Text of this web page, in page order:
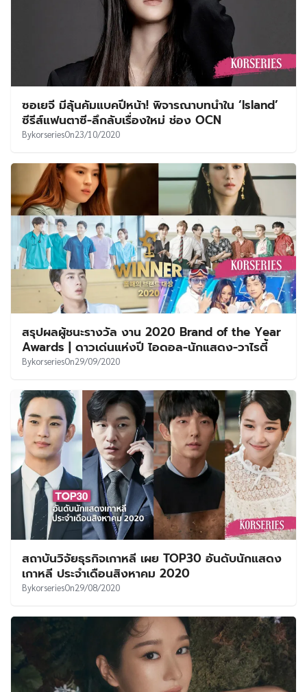
ซอเยจี มีลุ้นคัมแบคปีหน้า! พิจารณาบทนำใน ‘Island’
ซีรีส์แฟนตาซี-ลึกลับเรื่องใหม่ ช่อง OCN
BykorseriesOn23/10/2020
สรุปผลผู้ชนะรางวัล งาน 2020 Brand of the Year
Awards | ดาวเด่นแห่งปี ไอดอล-นักแสดง-วาไรตี้
BykorseriesOn29/09/2020
สถาบันวิจัยธุรกิจเกาหลี เผย TOP30 อันดับนักแสดง
เกาหลี ประจำเดือนสิงหาคม 2020
BykorseriesOn29/08/2020